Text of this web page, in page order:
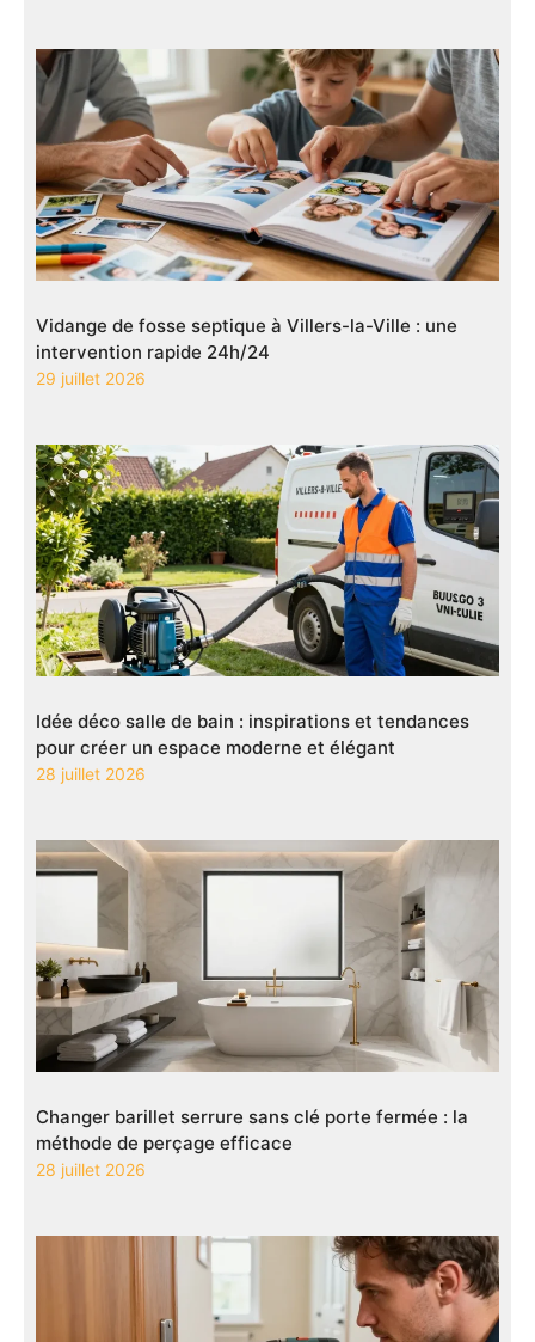
Vidange de fosse septique à Villers-la-Ville : une
intervention rapide 24h/24
29 juillet 2026
Idée déco salle de bain : inspirations et tendances
pour créer un espace moderne et élégant
28 juillet 2026
Changer barillet serrure sans clé porte fermée : la
méthode de perçage efficace
28 juillet 2026